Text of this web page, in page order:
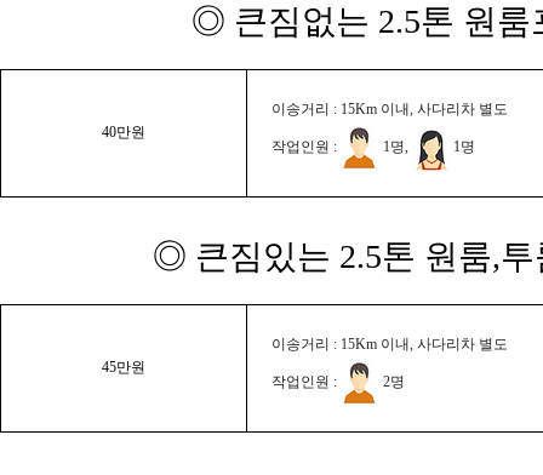
◎ 큰짐없는 2.5톤 원룸
40만원
이송거리 : 15Km 이내, 사다리차 별도
작업인원 : 1명, 1명
◎ 큰짐있는 2.5톤 원룸,
45만원
이송거리 : 15Km 이내, 사다리차 별도
작업인원 : 2명